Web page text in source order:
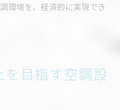
環境を、経済的に実現でき
目指す空調設